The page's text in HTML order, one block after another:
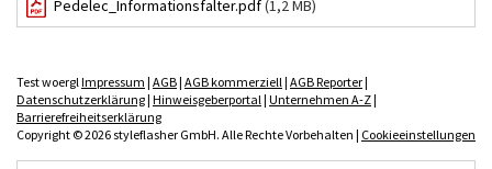
Pedelec_Informationsfalter.pdf(1,2 MB)
Test woergl Impressum | AGB| AGB kommerziell | AGB Reporter|
Datenschutzerklärung| Hinweisgeberportal | Unternehmen A-Z|
Barrierefreiheitserklärung
Copyright © 2026 styleflasher GmbH. Alle Rechte Vorbehalten | Cookieeinstellungen